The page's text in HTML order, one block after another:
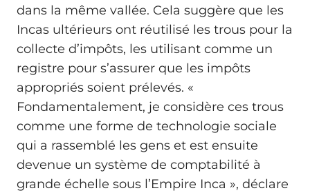
dans la même vallée. Cela suggère que les
Incas ultérieurs ont réutilisé les trous pour la
collecte d’impôts, les utilisant comme un
registre pour s’assurer que les impôts
appropriés soient prélevés. «
Fondamentalement, je considère ces trous
comme une forme de technologie sociale
qui a rassemblé les gens et est ensuite
devenue un système de comptabilité à
grande échelle sous l’Empire Inca », déclare